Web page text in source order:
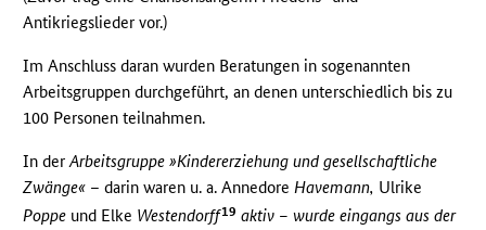
Antikriegslieder vor.)
Im Anschluss daran wurden Beratungen in sogenannten
Arbeitsgruppen durchgeführt, an denen unterschiedlich bis zu
100 Personen teilnahmen.
In derArbeitsgruppe »Kindererziehung und gesellschaftliche
Zwänge« – darin waren u. a. AnnedoreHavemann, Ulrike
Poppe und Elke Westendorff19 aktiv – wurde eingangs aus der